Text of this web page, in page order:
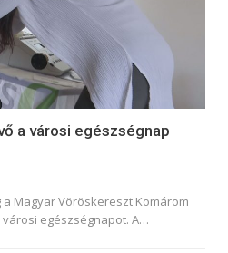
a városi egészségnap
Magyar Vöröskereszt Komárom
egészségnapot. A…